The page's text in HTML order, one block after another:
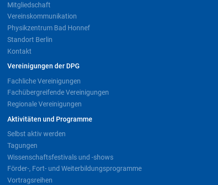
Mitgliedschaft
Vereinskommunikation
Physikzentrum Bad Honnef
Standort Berlin
Kontakt
Vereinigungen der DPG
Fachliche Vereinigungen
Fachübergreifende Vereinigungen
Regionale Vereinigungen
Aktivitäten und Programme
Selbst aktiv werden
Tagungen
Wissenschaftsfestivals und -shows
Förder-, Fort- und Weiterbildungsprogramme
Vortragsreihen